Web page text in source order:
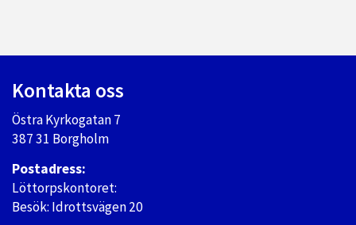
Kontakta oss
Östra Kyrkogatan 7
387 31 Borgholm
Postadress:
Löttorpskontoret:
Besök: Idrottsvägen 20